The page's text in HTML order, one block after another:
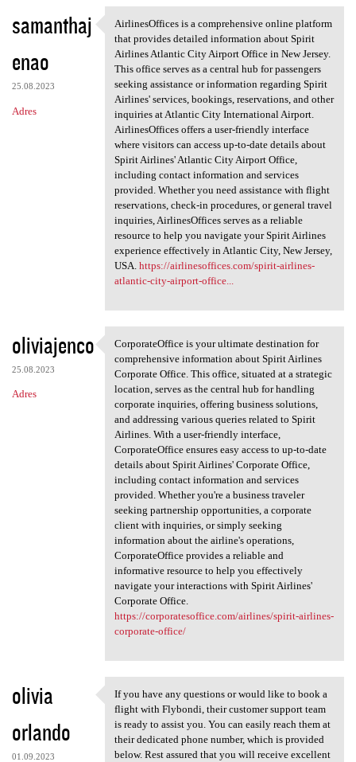
K
o
m
e
n
samanthaj
enao
25.08.2023
Adres
AirlinesOffices is a
AirlinesOffices is a comprehensive online platform
that provides detailed information about Spirit
Airlines Atlantic City Airport Office in New Jersey.
This office serves as a central hub for passengers
seeking assistance or information regarding Spirit
Airlines' services, bookings, reservations, and other
inquiries at Atlantic City International Airport.
AirlinesOffices offers a user-friendly interface
where visitors can access up-to-date details about
Spirit Airlines' Atlantic City Airport Office,
including contact information and services
provided. Whether you need assistance with flight
reservations, check-in procedures, or general travel
inquiries, AirlinesOffices serves as a reliable
resource to help you navigate your Spirit Airlines
experience effectively in Atlantic City, New Jersey,
USA. https://airlinesoffices.com/spirit-airlines-
atlantic-city-airport-office...
oliviajenco
25.08.2023
Adres
CorporateOffice is your
CorporateOffice is your ultimate destination for
comprehensive information about Spirit Airlines
Corporate Office. This office, situated at a strategic
location, serves as the central hub for handling
corporate inquiries, offering business solutions,
and addressing various queries related to Spirit
Airlines. With a user-friendly interface,
CorporateOffice ensures easy access to up-to-date
details about Spirit Airlines' Corporate Office,
including contact information and services
provided. Whether you're a business traveler
seeking partnership opportunities, a corporate
client with inquiries, or simply seeking
information about the airline's operations,
CorporateOffice provides a reliable and
informative resource to help you effectively
navigate your interactions with Spirit Airlines'
Corporate Office.
https://corporatesoffice.com/airlines/spirit-airlines-
corporate-office/
olivia
orlando
01.09.2023
If you have any questions or
If you have any questions or would like to book a
flight with Flybondi, their customer support team
is ready to assist you. You can easily reach them at
their dedicated phone number, which is provided
below. Rest assured that you will receive excellent